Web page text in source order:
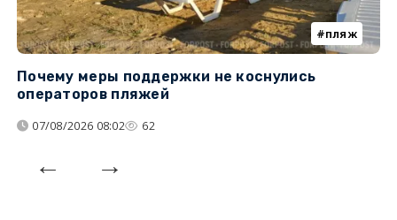
пляж
Почему меры поддержки не коснулись
операторов пляжей
07/08/2026 08:02 62